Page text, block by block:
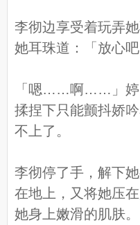
李彻边享受着玩弄
她耳珠道：「放心
「嗯……啊……」婷
揉捏下只能颤抖娇
不上了。
李彻停了手，解下
在地上，又将她压
她身上嫩滑的肌肤。